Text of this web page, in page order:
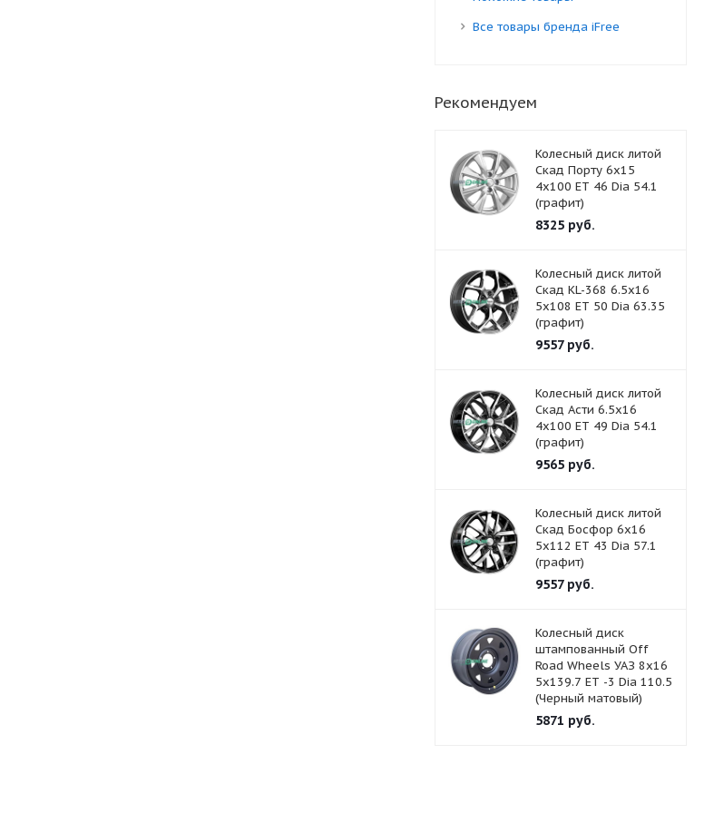
Все товары бренда iFree
Рекомендуем
Колесный диск литой
Скад Порту 6x15
4x100 ET 46 Dia 54.1
(графит)
8325руб.
Колесный диск литой
Скад KL-368 6.5x16
5x108 ET 50 Dia 63.35
(графит)
9557руб.
Колесный диск литой
Скад Асти 6.5x16
4x100 ET 49 Dia 54.1
(графит)
9565руб.
Колесный диск литой
Скад Босфор 6x16
5x112 ET 43 Dia 57.1
(графит)
9557руб.
Колесный диск
штампованный Off
Road Wheels УАЗ 8x16
5x139.7 ET -3 Dia 110.5
(Черный матовый)
5871 руб.